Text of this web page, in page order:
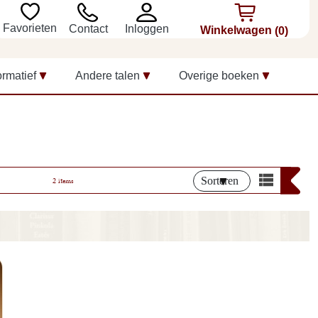
Favorieten Contact Inloggen Winkelwagen (0)
Andere talen Overige boeken
2 items Sorteren